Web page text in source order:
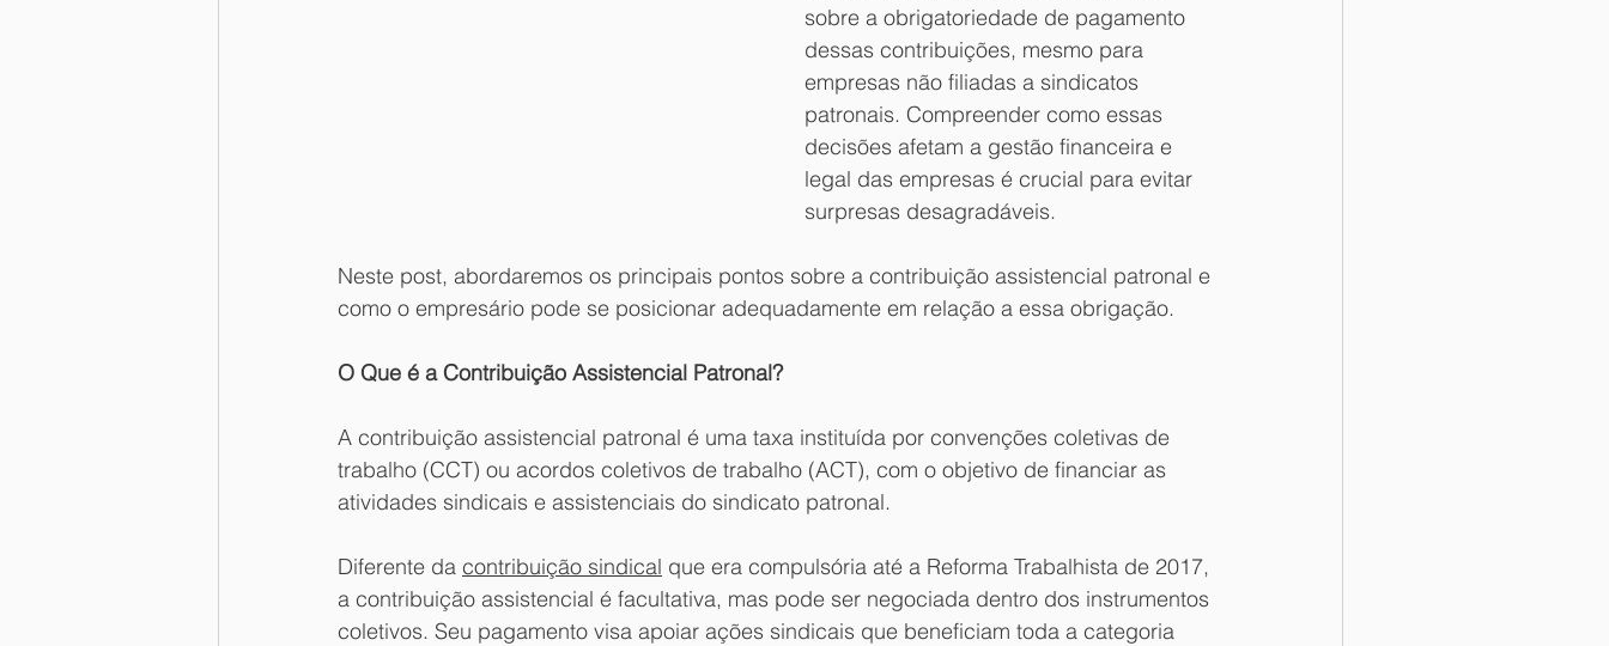
sobre a obrigatoriedade de pagamento
dessas contribuições, mesmo para
empresas não filiadas a sindicatos
patronais. Compreender como essas
decisões afetam a gestão financeira e
legal das empresas é crucial para evitar
surpresas desagradáveis.
Neste post, abordaremos os principais pontos sobre a contribuição assistencial patronal e
como o empresário pode se posicionar adequadamente em relação a essa obrigação.
O Que é a Contribuição Assistencial Patronal?
A contribuição assistencial patronal é uma taxa instituída por convenções coletivas de
trabalho (CCT) ou acordos coletivos de trabalho (ACT), com o objetivo de financiar as
atividades sindicais e assistenciais do sindicato patronal.
Diferente da contribuição sindical que era compulsória até a Reforma Trabalhista de 2017,
a contribuição assistencial é facultativa, mas pode ser negociada dentro dos instrumentos
coletivos. Seu pagamento visa apoiar ações sindicais que beneficiam toda a categoria